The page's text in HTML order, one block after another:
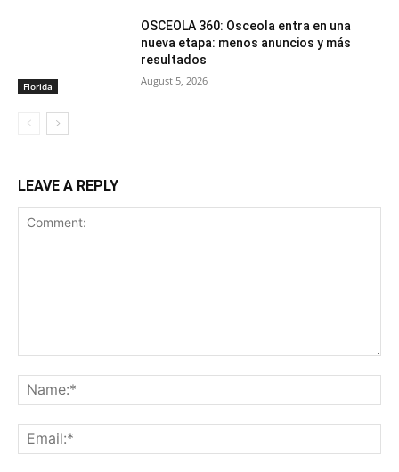
Florida
OSCEOLA 360: Osceola entra en una
nueva etapa: menos anuncios y más
resultados
August 5, 2026
LEAVE A REPLY